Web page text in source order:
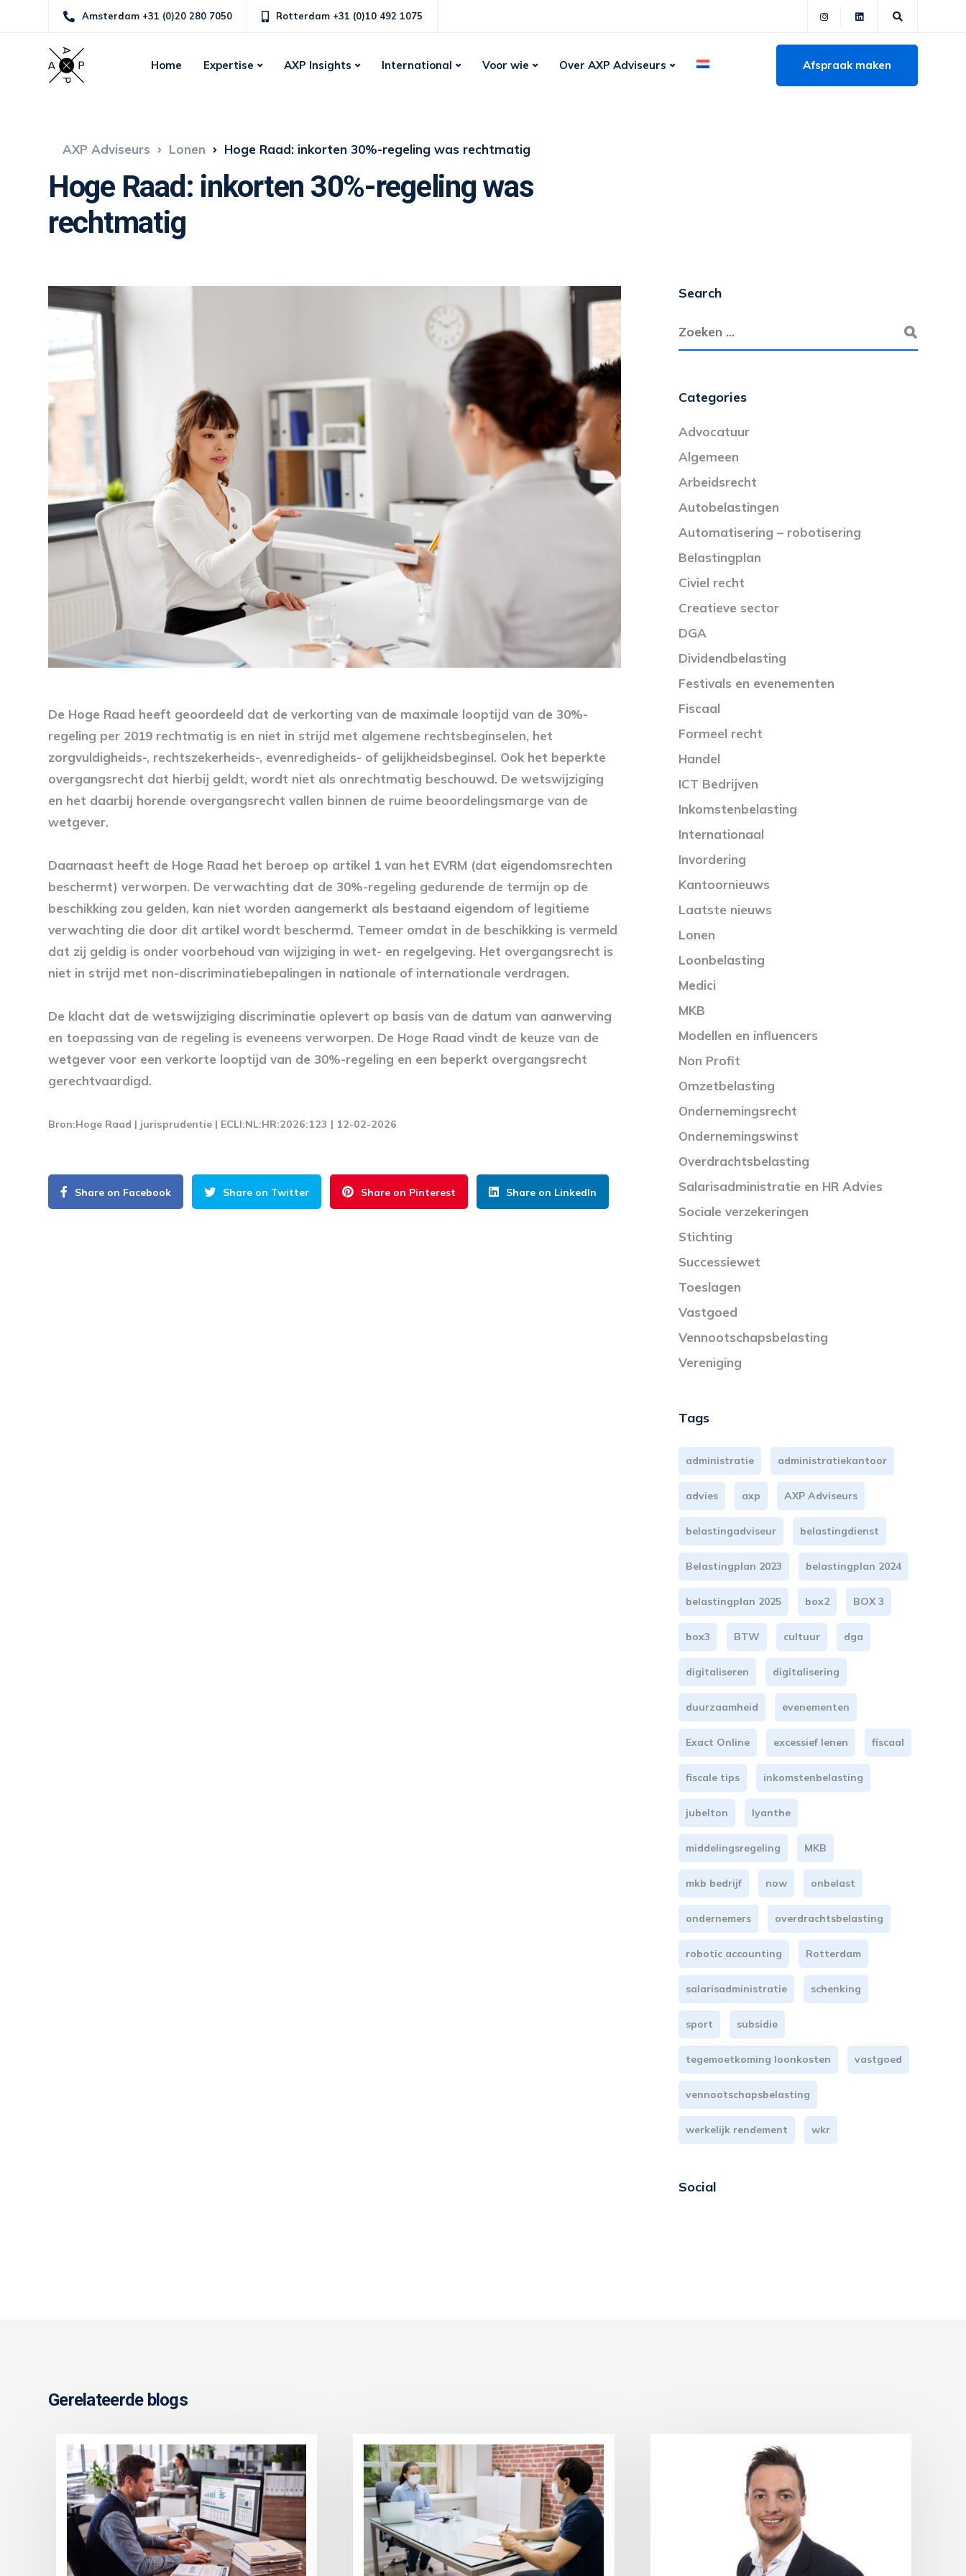
Amsterdam +31 (0)20 280 7050 Rotterdam +31 (0)10 492 1075
Home Expertise AXP Insights International Voor wie Over AXP Adviseurs Afspraak maken
AXP Adviseurs Lonen Hoge Raad: inkorten 30%-regeling was rechtmatig
Hoge Raad: inkorten 30%-regeling was
rechtmatig
De Hoge Raad heeft geoordeeld dat de verkorting van de maximale looptijd van de 30%-
regeling per 2019 rechtmatig is en niet in strijd met algemene rechtsbeginselen, het
zorgvuldigheids-, rechtszekerheids-, evenredigheids- of gelijkheidsbeginsel. Ook het beperkte
overgangsrecht dat hierbij geldt, wordt niet als onrechtmatig beschouwd. De wetswijziging
en het daarbij horende overgangsrecht vallen binnen de ruime beoordelingsmarge van de
wetgever.
Daarnaast heeft de Hoge Raad het beroep op artikel 1 van het EVRM (dat eigendomsrechten
beschermt) verworpen. De verwachting dat de 30%-regeling gedurende de termijn op de
beschikking zou gelden, kan niet worden aangemerkt als bestaand eigendom of legitieme
verwachting die door dit artikel wordt beschermd. Temeer omdat in de beschikking is vermeld
dat zij geldig is onder voorbehoud van wijziging in wet- en regelgeving. Het overgangsrecht is
niet in strijd met non-discriminatiebepalingen in nationale of internationale verdragen.
De klacht dat de wetswijziging discriminatie oplevert op basis van de datum van aanwerving
en toepassing van de regeling is eveneens verworpen. De Hoge Raad vindt de keuze van de
wetgever voor een verkorte looptijd van de 30%-regeling en een beperkt overgangsrecht
gerechtvaardigd.
Bron:Hoge Raad | jurisprudentie | ECLI:NL:HR:2026:123 | 12-02-2026
Share on Facebook Share on Twitter Share on Pinterest Share on LinkedIn
Search
Categories
Advocatuur
Algemeen
Arbeidsrecht
Autobelastingen
Automatisering – robotisering
Belastingplan
Civiel recht
Creatieve sector
DGA
Dividendbelasting
Festivals en evenementen
Fiscaal
Formeel recht
Handel
ICT Bedrijven
Inkomstenbelasting
Internationaal
Invordering
Kantoornieuws
Laatste nieuws
Lonen
Loonbelasting
Medici
MKB
Modellen en influencers
Non Profit
Omzetbelasting
Ondernemingsrecht
Ondernemingswinst
Overdrachtsbelasting
Salarisadministratie en HR Advies
Sociale verzekeringen
Stichting
Successiewet
Toeslagen
Vastgoed
Vennootschapsbelasting
Vereniging
Tags
administratie administratiekantoor
advies axp AXP Adviseurs
belastingadviseur belastingdienst
Belastingplan 2023 belastingplan 2024
belastingplan 2025 box2 BOX 3
box3 BTW cultuur dga
digitaliseren digitalisering
duurzaamheid evenementen
Exact Online excessief lenen fiscaal
fiscale tips inkomstenbelasting
jubelton lyanthe
middelingsregeling MKB
mkb bedrijf now onbelast
ondernemers overdrachtsbelasting
robotic accounting Rotterdam
salarisadministratie schenking
sport subsidie
tegemoetkoming loonkosten vastgoed
vennootschapsbelasting
werkelijk rendement wkr
Social
Gerelateerde blogs